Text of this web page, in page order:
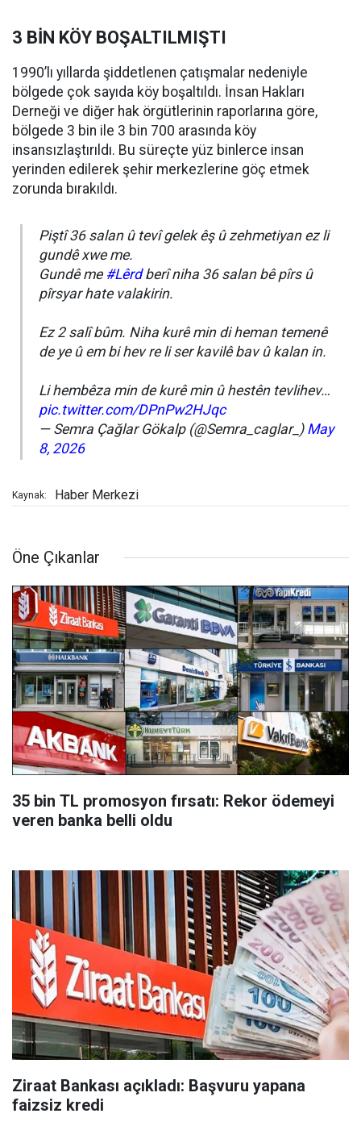
3 BİN KÖY BOŞALTILMIŞTI
1990’lı yıllarda şiddetlenen çatışmalar nedeniyle
bölgede çok sayıda köy boşaltıldı. İnsan Hakları
Derneği ve diğer hak örgütlerinin raporlarına göre,
bölgede 3 bin ile 3 bin 700 arasında köy
insansızlaştırıldı. Bu süreçte yüz binlerce insan
yerinden edilerek şehir merkezlerine göç etmek
zorunda bırakıldı.
Piştî 36 salan û tevî gelek êş û zehmetiyan ez li
gundê xwe me.
Gundê me #Lêrdberî niha 36 salan bê pîrs û
pîrsyar hate valakirin.
Ez 2 salî bûm. Niha kurê min di heman temenê
de ye û em bi hev re li ser kavilê bav û kalan in.
Li hembêza min de kurê min û hestên tevlihev…
pic.twitter.com/DPnPw2HJqc
— Semra Çağlar Gökalp (@Semra_caglar_) May
8, 2026
Kaynak: Haber Merkezi
Öne Çıkanlar
35 bin TL promosyon fırsatı: Rekor ödemeyi
veren banka belli oldu
Ziraat Bankası açıkladı: Başvuru yapana
faizsiz kredi